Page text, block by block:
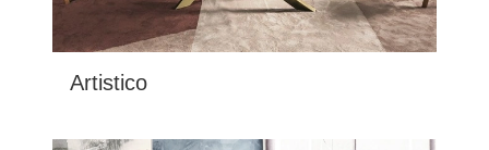
Artistico